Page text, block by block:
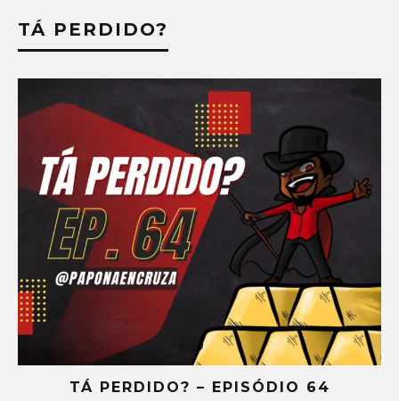
TÁ PERDIDO?
TÁ PERDIDO? – EPISÓDIO 64